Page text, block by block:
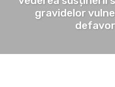
gravidelor